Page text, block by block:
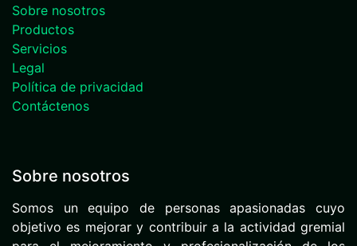
Sobre nosotros
Productos
Servicios
Legal
Política de privacidad
Contáctenos
Sobre nosotros
Somos un equipo de personas apasionadas cuyo
objetivo es mejorar y contribuir a la actividad gremial